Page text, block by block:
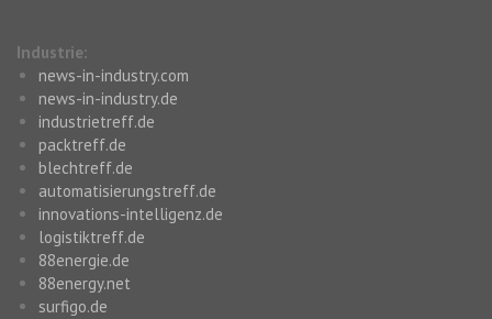
Industrie:
news-in-industry.com
news-in-industry.de
industrietreff.de
packtreff.de
blechtreff.de
automatisierungstreff.de
innovations-intelligenz.de
logistiktreff.de
88energie.de
88energy.net
surfigo.de